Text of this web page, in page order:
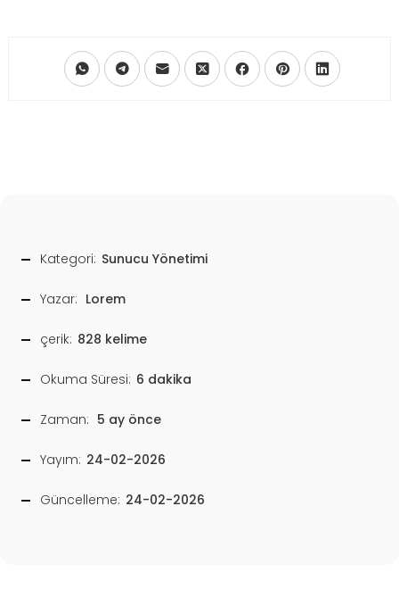
Kategori: Sunucu Yönetimi
Yazar: Lorem
çerik: 828 kelime
Okuma Süresi: 6 dakika
Zaman: 5 ay önce
Yayım: 24-02-2026
Güncelleme: 24-02-2026